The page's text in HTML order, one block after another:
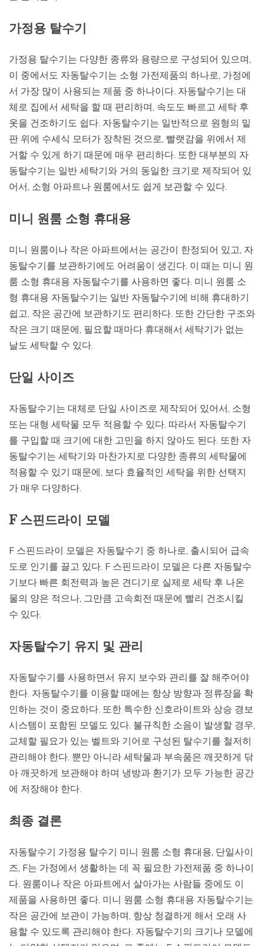
가정용 탈수기
가정용 탈수기는 다양한 종류와 용량으로 구성되어 있으며,
이 중에서도 자동탈수기는 소형 가전제품의 하나로, 가정에
서 가장 많이 사용되는 제품 중 하나이다. 자동탈수기는 대
체로 집에서 세탁을 할 때 편리하며, 속도도 빠르고 세탁 후
옷을 건조하기도 쉽다. 자동탈수기는 일반적으로 원형의 밑
판 위에 수세식 모터가 장착된 것으로, 빨랫감을 위에서 제
거할 수 있게 하기 때문에 매우 편리하다. 또한 대부분의 자
동탈수기는 일반 세탁기와 거의 동일한 크기로 제작되어 있
어서, 소형 아파트나 원룸에서도 쉽게 보관할 수 있다.
미니 원룸 소형 휴대용
미니 원룸이나 작은 아파트에서는 공간이 한정되어 있고, 자
동탈수기를 보관하기에도 어려움이 생긴다. 이 때는 미니 원
룸 소형 휴대용 자동탈수기를 사용하면 좋다. 미니 원룸 소
형 휴대용 자동탈수기는 일반 자동탈수기에 비해 휴대하기
쉽고, 작은 공간에 보관하기도 편리하다. 또한 간단한 구조와
작은 크기 때문에, 필요할 때마다 휴대해서 세탁기가 없는
날도 세탁할 수 있다.
단일 사이즈
자동탈수기는 대체로 단일 사이즈로 제작되어 있어서, 소형
또는 대형 세탁물 모두 적용할 수 있다. 따라서 자동탈수기
를 구입할 때 크기에 대한 고민을 하지 않아도 된다. 또한 자
동탈수기는 세탁기와 마찬가지로 다양한 종류의 세탁물에
적용할 수 있기 때문에, 보다 효율적인 세탁을 위한 선택지
가 매우 다양하다.
F 스핀드라이 모델
F 스핀드라이 모델은 자동탈수기 중 하나로, 출시되어 급속
도로 인기를 끌고 있다. F 스핀드라이 모델은 다른 자동탈수
기보다 빠른 회전력과 높은 견디기로 실제로 세탁 후 나온
물의 양은 적으나, 그만큼 고속회전 때문에 빨리 건조시킬
수 있다.
자동탈수기 유지 및 관리
자동탈수기를 사용하면서 유지 보수와 관리를 잘 해주어야
한다. 자동탈수기를 이용할 때에는 항상 방향과 정류장을 확
인하는 것이 중요하다. 또한 특수한 신호라이트와 상승 경보
시스템이 포함된 모델도 있다. 불규칙한 소음이 발생할 경우,
교체할 필요가 있는 벨트와 기어로 구성된 탈수기를 철저히
관리해야 한다. 뿐만 아니라 세탁물과 부속품은 깨끗하게 닦
아 깨끗하게 보관해야 하며 냉방과 환기가 모두 가능한 공간
에 저장해야 한다.
최종 결론
자동탈수기 가정용 탈수기 미니 원룸 소형 휴대용, 단일사이
즈, F는 가정에서 생활하는 데 꼭 필요한 가전제품 중 하나이
다. 원룸이나 작은 아파트에서 살아가는 사람들 중에도 이
제품을 사용하면 좋다. 미니 원룸 소형 휴대용 자동탈수기는
작은 공간에 보관이 가능하며, 항상 청결하게 해서 오래 사
용할 수 있도록 관리해야 한다. 자동탈수기의 크기나 모델에